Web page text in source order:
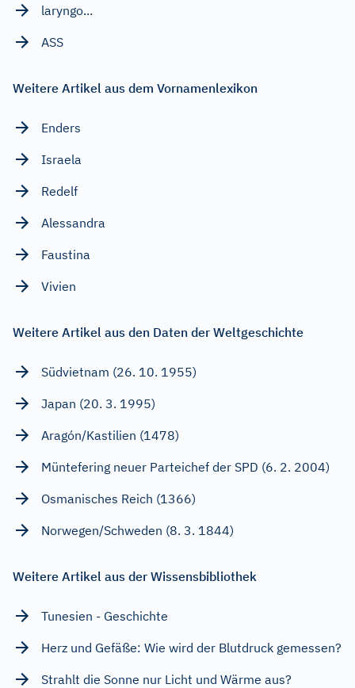
laryngo...
ASS
Weitere Artikel aus dem Vornamenlexikon
Enders
Israela
Redelf
Alessandra
Faustina
Vivien
Weitere Artikel aus den Daten der Weltgeschichte
Südvietnam (26. 10. 1955)
Japan (20. 3. 1995)
Aragón/Kastilien (1478)
Müntefering neuer Parteichef der SPD (6. 2. 2004)
Osmanisches Reich (1366)
Norwegen/Schweden (8. 3. 1844)
Weitere Artikel aus der Wissensbibliothek
Tunesien - Geschichte
Herz und Gefäße: Wie wird der Blutdruck gemessen?
Strahlt die Sonne nur Licht und Wärme aus?